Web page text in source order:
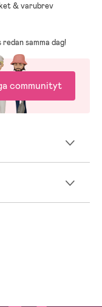
& varubrev
samma dag!
communityt